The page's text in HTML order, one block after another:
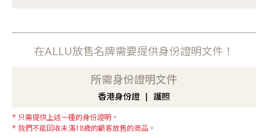
在ALLU放售名牌需要提供身份證明文件！
所需身份證明文件
香港身份證 護照
只需提供上述一種的身份證明。
我們不能回收未滿18歲的顧客放售的商品。